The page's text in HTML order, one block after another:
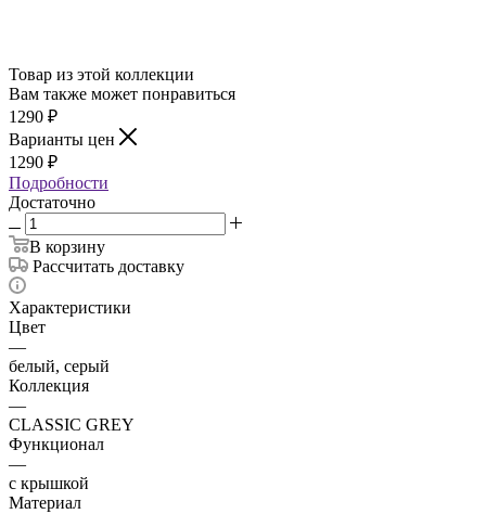
Товар из этой коллекции
Вам также может понравиться
1290 ₽
Варианты цен
1290 ₽
Подробности
Достаточно
В корзину
Рассчитать доставку
Характеристики
Цвет
—
белый, серый
Коллекция
—
CLASSIC GREY
Функционал
—
с крышкой
Материал